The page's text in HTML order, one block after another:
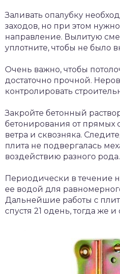
Заливать опалубку
заходов, но при этом
направление. Вылитую
уплотните, чтобы не было
Очень важно, чтобы
достаточно прочной.
контролировать
Закройте бетонный
бетонирования от прямых
ветра и сквозняка.
плита не подвергалась
воздействию разного рода.
Периодически в течение
ее водой для
Дальнейшие работы с
спустя 21 одень, тогда же